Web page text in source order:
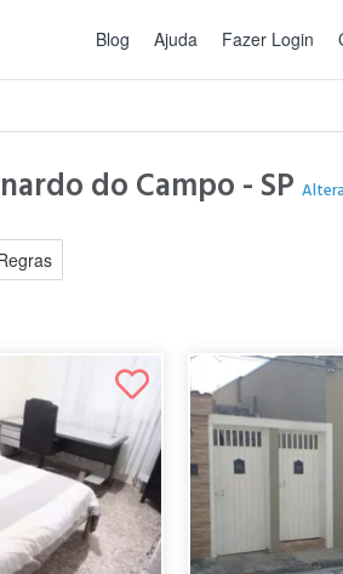
Blog Ajuda Fazer Login
do Campo - SP